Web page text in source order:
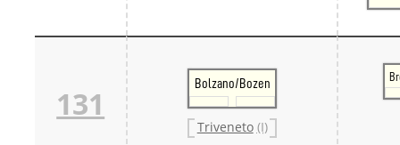
131
Bolzano/Bozen
Triveneto (I)